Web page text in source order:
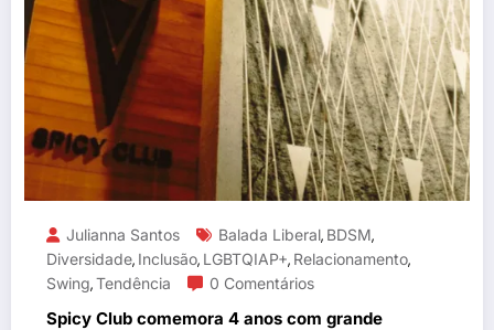
Julianna Santos Balada Liberal, BDSM,
Diversidade, Inclusão, LGBTQIAP+, Relacionamento,
Swing,Tendência 0 Comentários
Spicy Club comemora 4 anos com grande